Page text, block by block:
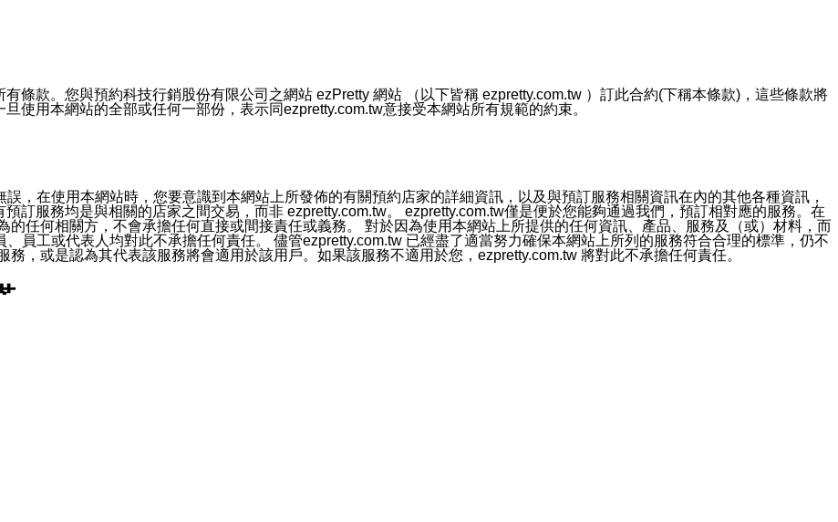
本公司/本服務好友，您仍可接收到通知型訊息。
，以廣告或其他目的的訊息皆不會被傳送。滿足以下三個條件者，將可收到通知型訊息。
息。
方帳號或認證官方帳號的通知型訊息。
條款。您與預約科技行銷股份有限公司之網站 ezPretty 網站 （以下皆稱 ezpretty.com.tw ）訂此合約(下稱本條款)，這些條款將
使用本網站的全部或任何一部份，表示同ezpretty.com.tw意接受本網站所有規範的約束。
，在使用本網站時，您要意識到本網站上所發佈的有關預約店家的詳細資訊，以及與預訂服務相關資訊在內的其他各種資訊，
訂服務均是與相關的店家之間交易，而非 ezpretty.com.tw。 ezpretty.com.tw僅是便於您能夠通過我們，預訂相對應的服務。在
的任何相關方，不會承擔任何直接或間接責任或義務。 對於因為使用本網站上所提供的任何資訊、產品、服務及（或）材料，而
員工或代表人均對此不承擔任何責任。 儘管ezpretty.com.tw 已經盡了適當努力確保本網站上所列的服務符合合理的標準，仍不
，或是認為其代表該服務將會適用於該用戶。如果該服務不適用於您，ezpretty.com.tw 將對此不承擔任何責任。